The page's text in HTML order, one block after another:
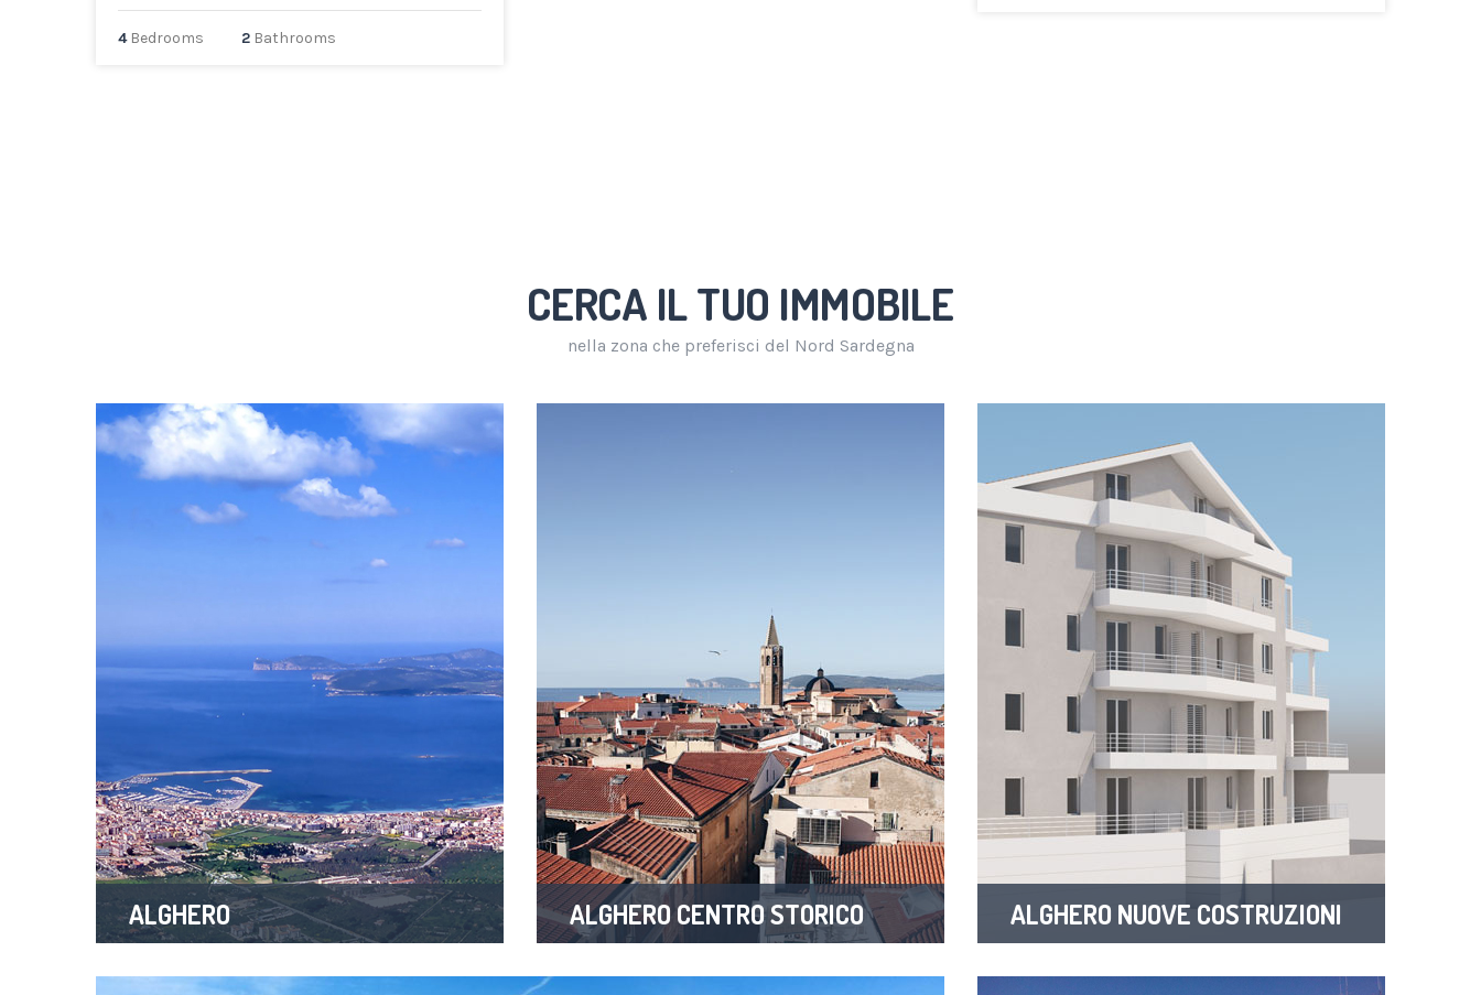
4Bedrooms 2 Bathrooms
CERCA IL TUO IMMOBILE
nella zona che preferisci del Nord Sardegna
ALGHERO ALGHERO CENTRO STORICO ALGHERO NUOVE COSTRUZIONI